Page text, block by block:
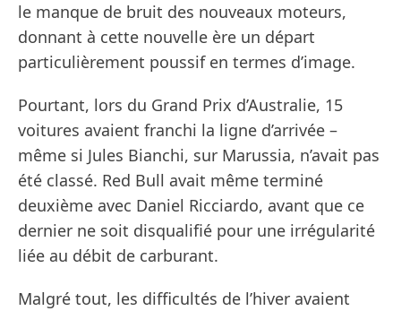
le manque de bruit des nouveaux moteurs,
donnant à cette nouvelle ère un départ
particulièrement poussif en termes d’image.
Pourtant, lors du Grand Prix d’Australie, 15
voitures avaient franchi la ligne d’arrivée –
même si Jules Bianchi, sur Marussia, n’avait pas
été classé. Red Bull avait même terminé
deuxième avec Daniel Ricciardo, avant que ce
dernier ne soit disqualifié pour une irrégularité
liée au débit de carburant.
Malgré tout, les difficultés de l’hiver avaient